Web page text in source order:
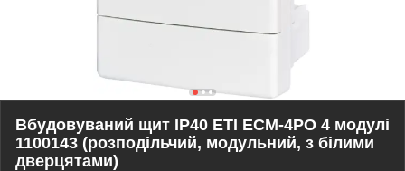
Вбудовуваний щит IP40 ETI ECM-4PO 4 модулі
1100143 (розподільчий, модульний, з білими
дверцятами)